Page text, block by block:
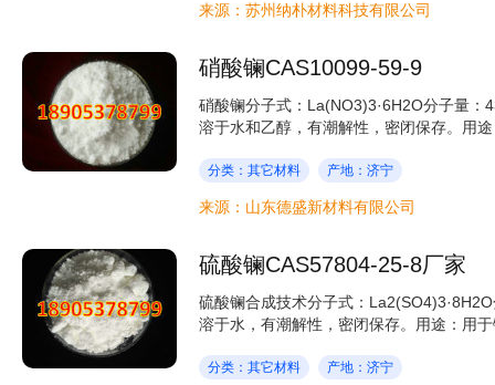
来源：苏州纳朴材料科技有限公司
硝酸镧CAS10099-59-9
硝酸镧分子式：La(NO3)3·6H2O分子量
溶于水和乙醇，有潮解性，密闭保存。用
分类：其它材料 产地：济宁
来源：山东德盛新材料有限公司
硫酸镧CAS57804-25-8厂家
硫酸镧合成技术分子式：
溶于水，有潮解性，密闭保存。用途：用
分类：其它材料 产地：济宁